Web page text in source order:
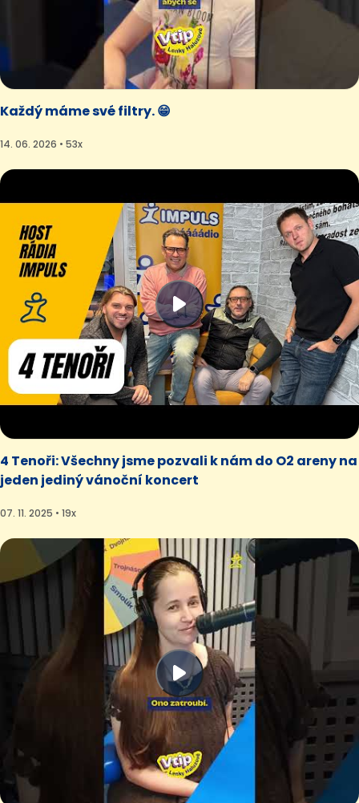
Každý máme své filtry. 😁
14. 06. 2026 • 53x
4 Tenoři: Všechny jsme pozvali k nám do O2 areny na
jeden jediný vánoční koncert
07. 11. 2025 • 19x